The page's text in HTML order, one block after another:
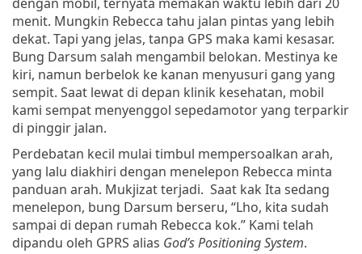
menit. Mungkin Rebecca tahu jalan pintas yang lebih
dekat. Tapi yang jelas, tanpa GPS maka kami kesasar.
Bung Darsum salah mengambil belokan. Mestinya ke
kiri, namun berbelok ke kanan menyusuri gang yang
sempit. Saat lewat di depan klinik kesehatan, mobil
kami sempat menyenggol sepedamotor yang terparkir
di pinggir jalan.
Perdebatan kecil mulai timbul mempersoalkan arah,
yang lalu diakhiri dengan menelepon Rebecca minta
panduan arah. Mukjizat terjadi. Saat kak Ita sedang
menelepon, bung Darsum berseru, “Lho, kita sudah
sampai di depan rumah Rebecca kok.” Kami telah
dipandu oleh GPRS alias God’s Positioning System.